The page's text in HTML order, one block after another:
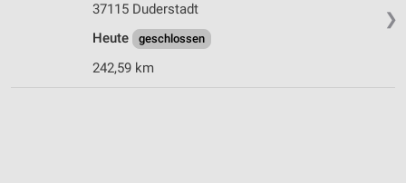
❯
37115 Duderstadt
Heute
geschlossen
242,59 km